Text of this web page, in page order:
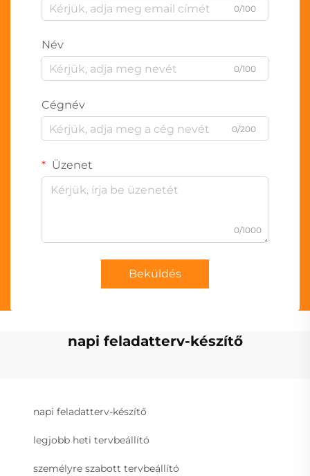
0/100
Név
0/100
Cégnév
0/200
Üzenet
0/1000
Beküldés
napi feladatterv-készítő
napi feladatterv-készítő
legjobb heti tervbeállító
személyre szabott tervbeállító